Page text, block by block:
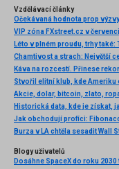
Vzdělávací články
Očekávaná hodnota prop
VIP zóna FXstreet.cz v
Káva na rozcestí. Přinese
Akcie, dolar, bitcoin, zlato,
Blogy uživatelů
Dosáhne SpaceX do roku